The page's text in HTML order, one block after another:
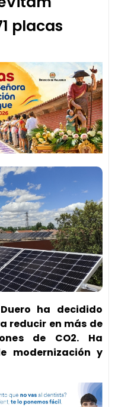
placas
ha decidido
reducir en más de
de CO2. Ha
modernización y